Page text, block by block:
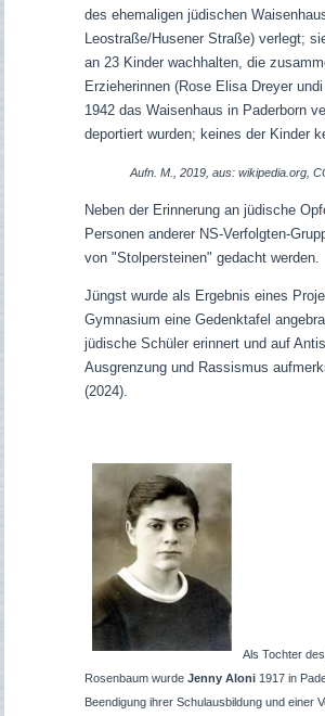
des ehemaligen jüdischen
Leostraße/Husener Straße) verlegt;
an 23 Kinder wachhalten, die
Erzieherinnen (Rose Elisa Dreyer
1942 das Waisenhaus in Paderborn
deportiert wurden; keines der Kinder
Aufn. M., 2019, aus: wikipedia.org,
Neben der Erinnerung an jüdische
Personen anderer NS-Verfolgten-
von "Stolpersteinen" gedacht werden.
Jüngst wurde als Ergebnis eines
Gymnasium eine Gedenktafel
jüdische Schüler erinnert und auf
Ausgrenzung und Rassismus
(2024).
Als Tochter
Rosenbaum wurde Jenny Aloni1917 in
Beendigung ihrer Schulausbildung und einer